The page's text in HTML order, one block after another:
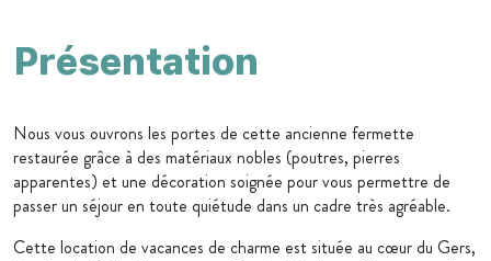
Présentation
Nous vous ouvrons les portes de cette ancienne fermette
restaurée grâce à des matériaux nobles (poutres, pierres
apparentes) et une décoration soignée pour vous permettre de
passer un séjour en toute quiétude dans un cadre très agréable.
Cette location de vacances de charme est située au cœur du Gers,